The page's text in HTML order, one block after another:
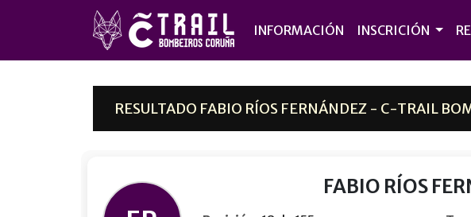
INFORMACIÓN INSCRICIÓN
RESULTADO FABIO RÍOS FERNÁNDEZ - C-TRAIL
FABIO RÍOS